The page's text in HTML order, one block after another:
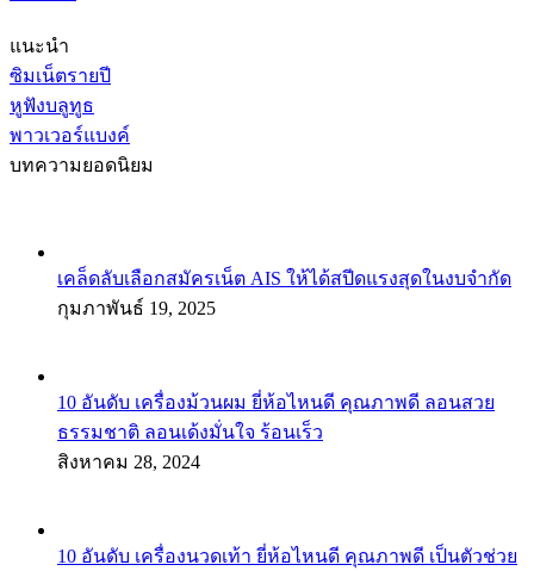
แนะนำ
ซิมเน็ตรายปี
หูฟังบลูทูธ
พาวเวอร์แบงค์
บทความยอดนิยม
เคล็ดลับเลือกสมัครเน็ต AIS ให้ได้สปีดแรงสุดในงบจำกัด
กุมภาพันธ์ 19, 2025
10 อันดับ เครื่องม้วนผม ยี่ห้อไหนดี คุณภาพดี ลอนสวย
ธรรมชาติ ลอนเด้งมั่นใจ ร้อนเร็ว
สิงหาคม 28, 2024
10 อันดับ เครื่องนวดเท้า ยี่ห้อไหนดี คุณภาพดี เป็นตัวช่วย